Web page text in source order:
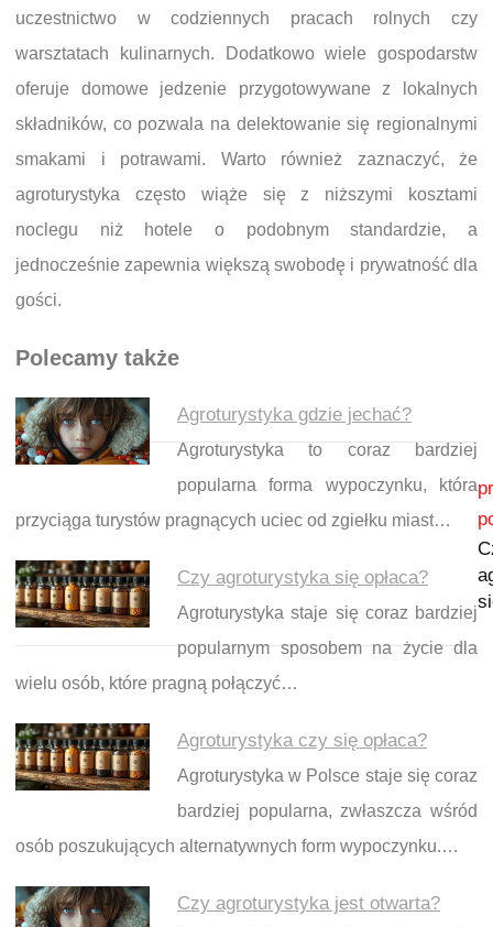
uczestnictwo w codziennych pracach rolnych czy
warsztatach kulinarnych. Dodatkowo wiele gospodarstw
oferuje domowe jedzenie przygotowywane z lokalnych
składników, co pozwala na delektowanie się regionalnymi
smakami i potrawami. Warto również zaznaczyć, że
agroturystyka często wiąże się z niższymi kosztami
noclegu niż hotele o podobnym standardzie, a
jednocześnie zapewnia większą swobodę i prywatność dla
gości.
Polecamy także
Agroturystyka gdzie jechać?
Agroturystyka to coraz bardziej
popularna forma wypoczynku, która
przyciąga turystów pragnących uciec od zgiełku miast…
Czy agroturystyka się opłaca?
Agroturystyka staje się coraz bardziej
popularnym sposobem na życie dla
wielu osób, które pragną połączyć…
Agroturystyka czy się opłaca?
Agroturystyka w Polsce staje się coraz
bardziej popularna, zwłaszcza wśród
osób poszukujących alternatywnych form wypoczynku.…
Czy agroturystyka jest otwarta?
Nawigacja wpisu